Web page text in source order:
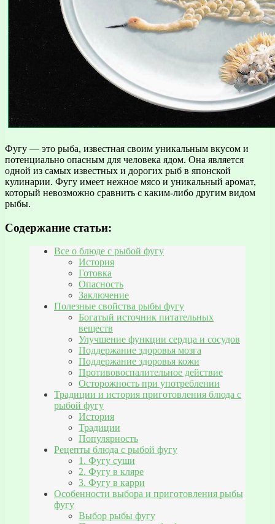
Фугу — это рыба, известная своим уникальным вкусом и
потенциально опасным для человека ядом. Она является
одной из самых известных и дорогих рыб в японской
кулинарии. Фугу имеет нежное мясо и уникальный аромат,
который невозможно сравнить с каким-либо другим видом
рыбы.
Содержание статьи:
Все о блюде с рыбой фугу
История
Готовка
Опасность
Заключение
Полезные свойства рыбы фугу
Богатый источник питательных
веществ
Улучшение функции сердца и сосудов
Поддержание здоровья мозга
Поддержание здоровья кожи
Противовоспалительное действие
Осторожность при употреблении
Традиции и история приготовления блюда с
рыбой фугу
История
Традиции
Популярность
Рецепты блюда с рыбой фугу
1. Фугу суши
2. Фугу в кляре
3. Фугу в карри
Особенности выбора и приготовления рыбы
фугу
Выбор рыбы фугу